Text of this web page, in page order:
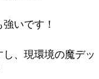
いです！
、現環境の魔デッ